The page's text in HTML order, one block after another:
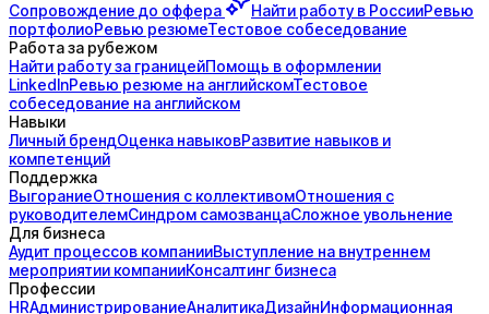
Сопровождение до оффера Найти работу в РоссииРевью
портфолиоРевью резюмеТестовое собеседование
Работа за рубежом
Найти работу за границейПомощь в оформлении
LinkedInРевью резюме на английскомТестовое
собеседование на английском
Навыки
Личный брендОценка навыковРазвитие навыков и
компетенций
Поддержка
ВыгораниеОтношения с коллективомОтношения с
руководителемСиндром самозванцаСложное увольнение
Для бизнеса
Аудит процессов компанииВыступление на внутреннем
мероприятии компанииКонсалтинг бизнеса
Профессии
HRАдминистрированиеАналитикаДизайнИнформационная